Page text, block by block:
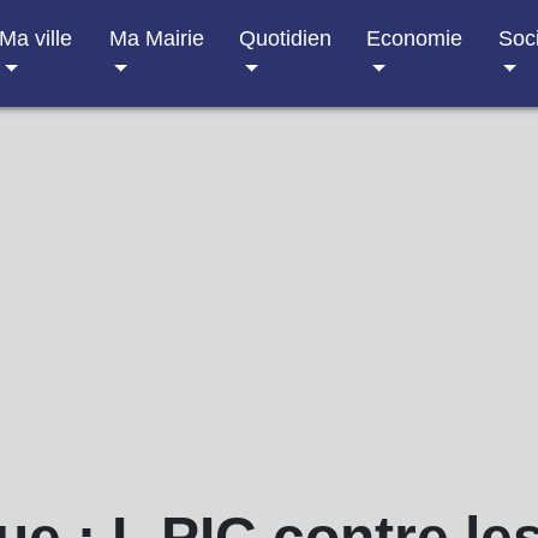
Ma ville Ma Mairie Quotidien Economie